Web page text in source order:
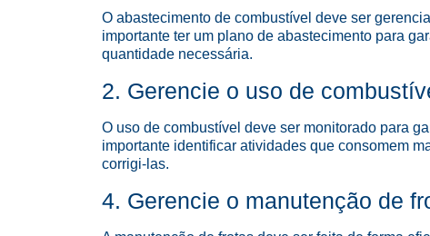
O abastecimento de combustível deve ser
importante ter um plano de abastecimento para
quantidade necessária.
2. Gerencie o uso de
O uso de combustível deve ser monitorado para
importante identificar atividades que consomem
corrigi-las.
4. Gerencie o manutenção de